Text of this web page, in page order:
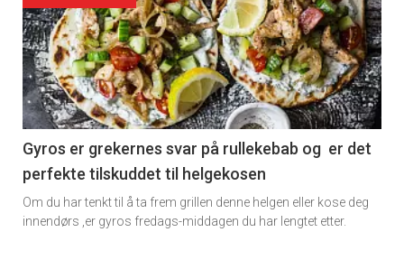
detail
-
section
11
Gyros er grekernes svar på rullekebab og er det
perfekte tilskuddet til helgekosen
Om du har tenkt til å ta frem grillen denne helgen eller kose deg
innendørs ,er gyros fredags-middagen du har lengtet etter.